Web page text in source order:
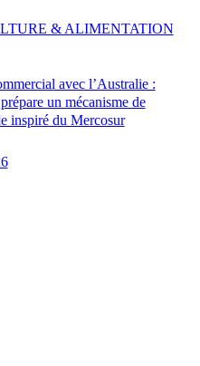
avec l’Australie :
un mécanisme de
inspiré du Mercosur
& ALIMENTATION